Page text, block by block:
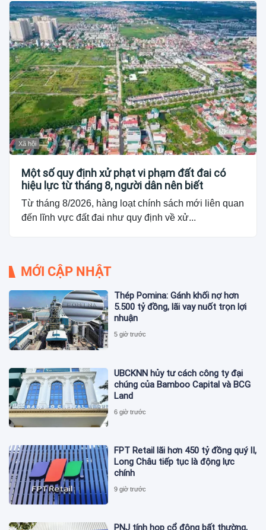
Xã hội
Một số quy định xử phạt vi phạm đất đai có
hiệu lực từ tháng 8, người dân nên biết
Từ tháng 8/2026, hàng loạt chính sách mới liên quan
đến lĩnh vực đất đai như quy định về xử...
MỚI CẬP NHẬT
Thép Pomina: Gánh khối nợ hơn
5.500 tỷ đồng, lãi vay nuốt trọn lợi
nhuận
5 giờ trước
UBCKNN hủy tư cách công ty đại
chúng của Bamboo Capital và BCG
Land
6 giờ trước
FPT Retail lãi hơn 450 tỷ đồng quý II,
Long Châu tiếp tục là động lực
chính
9 giờ trước
PNJ tính họp cổ đông bất thường,